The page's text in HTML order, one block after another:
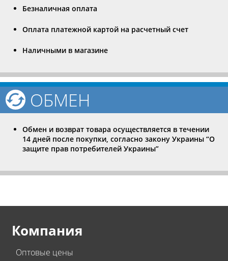
Безналичная оплата
Оплата платежной картой на расчетный счет
Наличными в магазине
ОБМЕН
Обмен и возврат товара осуществляется в течении
14 дней после покупки, согласно закону Украины “О
защите прав потребителей Украины”
Компания
Оптовые цены